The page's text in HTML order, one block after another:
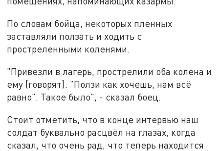
По словам бойца, некоторых пленных
заставляли ползать и ходить с
простреленными коленями.
"Привезли в лагерь, прострелили оба колена и
ему [говорят]: "Ползи как хочешь, нам всё
равно". Такое было", - сказал боец.
Стоит отметить, что в конце интервью наш
солдат буквально расцвёл на глазах, когда
сказал, что очень рад, что теперь находится